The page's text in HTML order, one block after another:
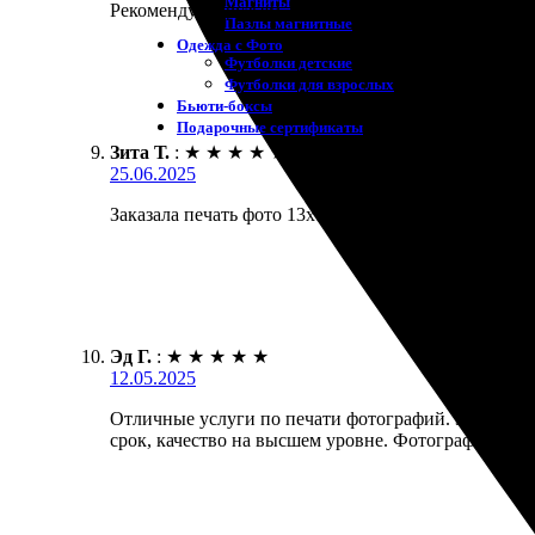
Пазлы магнитные
Одежда с Фото
Футболки детские
Футболки для взрослых
Бьюти-боксы
Подарочные сертификаты
Рекомендую друзьям, буду возвращаться снова!
Зита Т. : ★ ★ ★ ★ ★
25.06.2025
Заказала печать фото 13х18. Очень оперативно,
Эд Г. : ★ ★ ★ ★ ★
12.05.2025
Отличные услуги по печати фотографий. Заказал
срок, качество на высшем уровне. Фотографии